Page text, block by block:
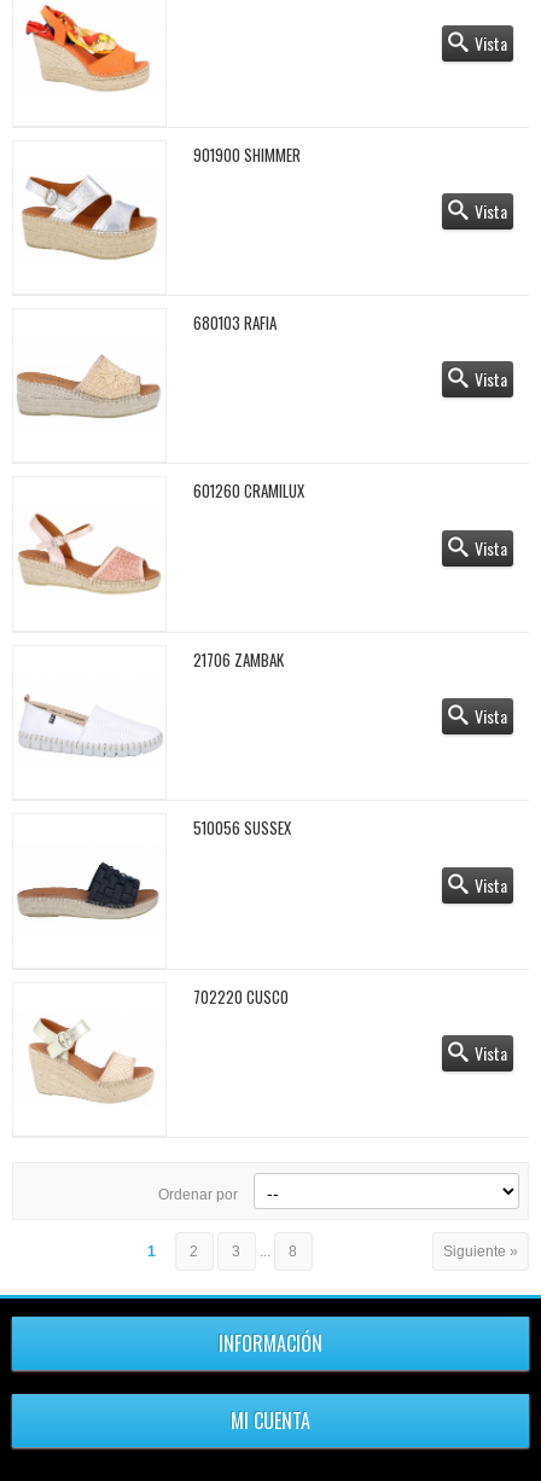
Vista
901900 SHIMMER
Vista
680103 RAFIA
Vista
601260 CRAMILUX
Vista
21706 ZAMBAK
Vista
510056 SUSSEX
Vista
702220 CUSCO
Vista
Ordenar por
1 2 3 ... 8 Siguiente »
INFORMACIÓN
MI CUENTA